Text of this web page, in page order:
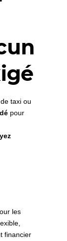
taxi ou
pour
les
financier